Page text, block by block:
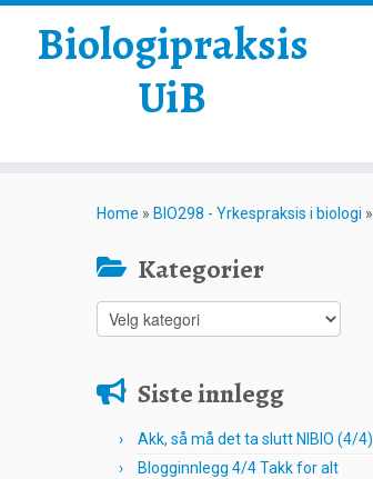
Biologipraksis
UiB
Home » BIO298 - Yrkespraksis i biologi »
Kategorier
Kategorier
Siste innlegg
Akk, så må det ta slutt NIBIO (4/4)
Blogginnlegg 4/4 Takk for alt